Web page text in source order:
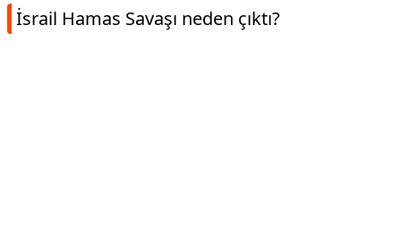
İsrail Hamas Savaşı neden çıktı?